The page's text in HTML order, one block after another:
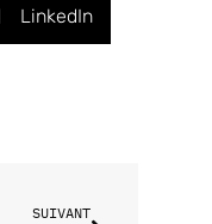
LinkedIn
SUIVANT